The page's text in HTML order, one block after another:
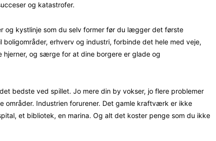
og katastrofer.
og kystlinje som du selv former før du lægger det første
erhverv og industri, forbinde det hele med veje,
hjerner, og særge for at dine borgere er glade og
bedste ved spillet. Jo mere din by vokser, jo flere problemer
områder. Industrien forurener. Det gamle kraftværk er ikke
et bibliotek, en marina. Og alt det koster penge som du ikke